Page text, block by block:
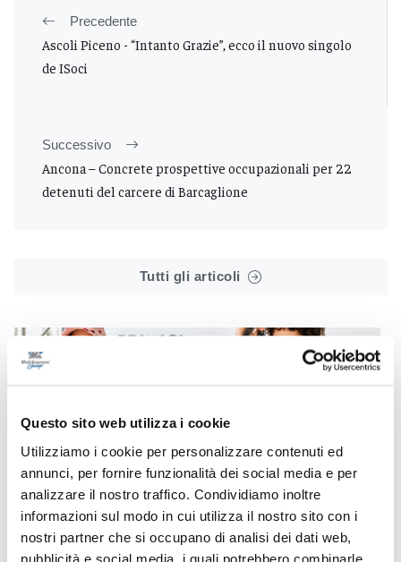
Questo sito web utilizza i cookie
Utilizziamo i cookie per personalizzare contenuti ed
annunci, per fornire funzionalità dei social media e per
analizzare il nostro traffico. Condividiamo inoltre
informazioni sul modo in cui utilizza il nostro sito con i
nostri partner che si occupano di analisi dei dati web,
pubblicità e social media, i quali potrebbero combinarle
Precedente
Ascoli Piceno - “Intanto Grazie”, ecco il nuovo singolo
de ISoci
Successivo
Ancona – Concrete prospettive occupazionali per 22
detenuti del carcere di Barcaglione
Tutti gli articoli
Correlati